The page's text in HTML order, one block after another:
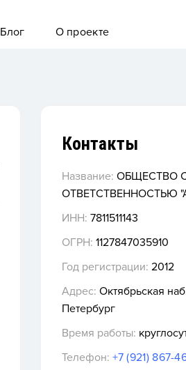
Блог О проекте
Контакты
Название: ОБЩЕСТВО
ОТВЕТСТВЕННОСТЬЮ
ИНН: 7811511143
ОГРН: 1127847035910
Год регистрации: 2012
Адрес: Октябрьская
Петербург
Время работы:
Телефон: +7 (921) 867-